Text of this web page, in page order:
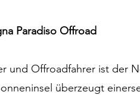
Paradiso Offroad
und Offroadfahrer ist der
überzeugt